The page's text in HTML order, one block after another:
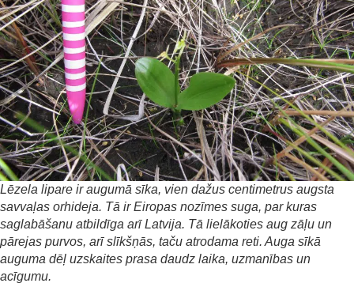
Lēzela lipare ir augumā sīka, vien dažus centimetrus augsta
savvaļas orhideja. Tā ir Eiropas nozīmes suga, par kuras
saglabāšanu atbildīga arī Latvija. Tā lielākoties aug zāļu un
pārejas purvos, arī slīkšņās, taču atrodama reti. Auga sīkā
auguma dēļ uzskaites prasa daudz laika, uzmanības un
acīgumu.